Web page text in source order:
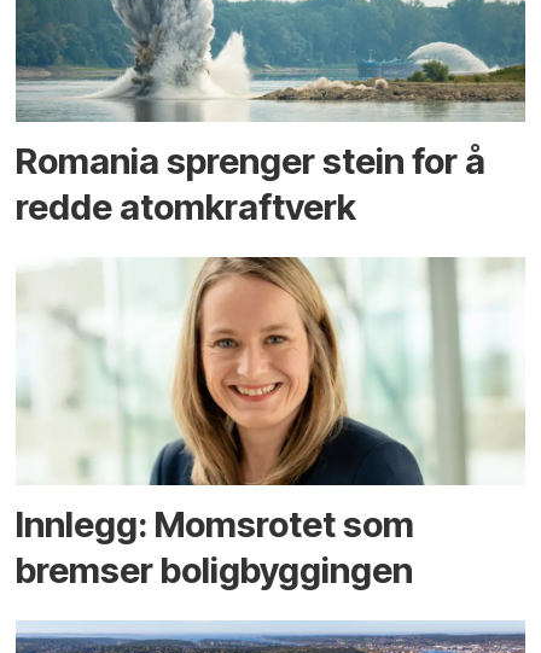
Romania sprenger stein for å
redde atomkraftverk
Innlegg: Moms­rotet som
bremser bolig­byggingen